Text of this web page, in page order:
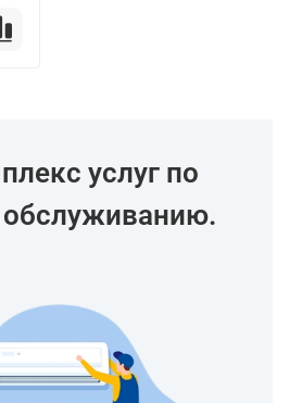
услуг по
обслуживанию.